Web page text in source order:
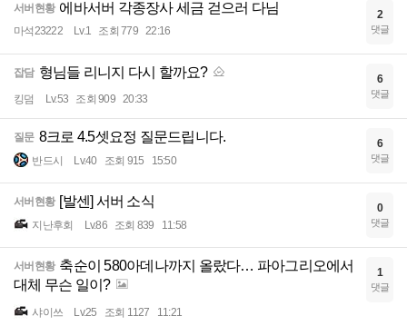
서버현황 에바서버 각종장사 세금 걷으러 다님
마석23222 Lv.1 조회 779 22:16
2
댓글
잡담 형님들 리니지 다시 할까요?
킹덤 Lv.53 조회 909 20:33
6
댓글
질문 8크로 4.5셋요정 질문드립니다.
반드시 Lv.40 조회 915 15:50
6
댓글
서버현황 [발센] 서버 소식
지난후회 Lv.86 조회 839 11:58
0
댓글
서버현황 축순이 580아데나까지 올랐다… 파아그리오에서
대체 무슨 일이?
샤이쓰 Lv.25 조회 1127 11:21
1
댓글